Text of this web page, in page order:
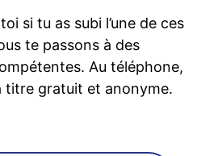
si tu as subi l’une de ces
te passons à des
Au téléphone,
titre gratuit et anonyme.